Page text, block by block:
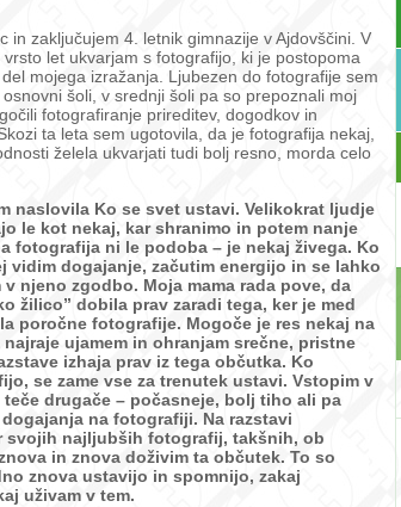
in zaključujem 4. letnik gimnazije v Ajdovščini. V
let ukvarjam s fotografijo, ki je postopoma
mojega izražanja. Ljubezen do fotografije sem
šoli, v srednji šoli pa so prepoznali moj
fotografiranje prireditev, dogodkov in
ta leta sem ugotovila, da je fotografija nekaj,
želela ukvarjati tudi bolj resno, morda celo
naslovila Ko se svet ustavi. Velikokrat ljudje
le kot nekaj, kar shranimo in potem nanje
fotografija ni le podoba – je nekaj živega. Ko
vidim dogajanje, začutim energijo in se lahko
njeno zgodbo. Moja mama rada pove, da
žilico” dobila prav zaradi tega, ker je med
poročne fotografije. Mogoče je res nekaj na
ujamem in ohranjam srečne, pristne
izhaja prav iz tega občutka. Ko
se zame vse za trenutek ustavi. Vstopim v
drugače – počasneje, bolj tiho ali pa
na fotografiji. Na razstavi
svojih najljubših fotografij, takšnih, ob
in znova doživim ta občutek. To so
znova ustavijo in spomnijo, zakaj
uživam v tem.